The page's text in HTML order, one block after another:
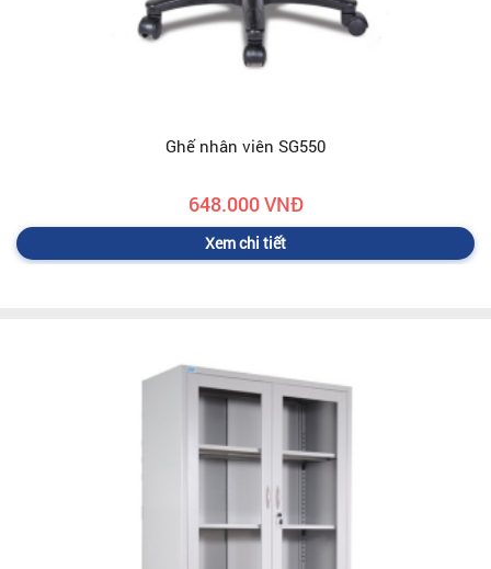
Ghế nhân viên SG550
648.000 VNĐ
Xem chi tiết